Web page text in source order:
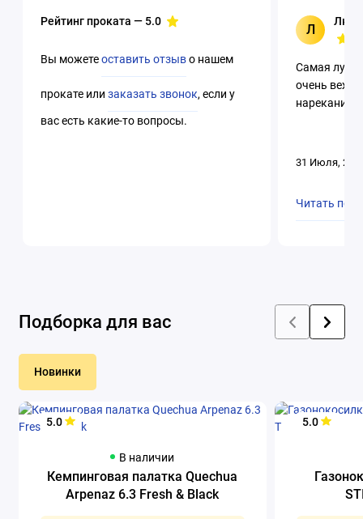
Рейтинг проката — 5.0
Вы можетеоставить отзыво нашем
прокате илизаказать звонок, если у
вас есть какие-то вопросы.
Л
Самая
очень
нареканий.
31 Июля,
Читать
Подборка для вас
Новинки
5.0
В наличии
Кемпинговая палатка Quechua
Arpenaz 6.3 Fresh & Black
5.0